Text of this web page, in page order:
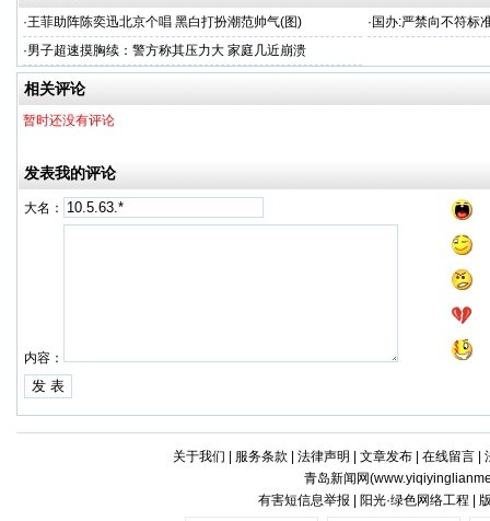
·王菲助阵陈奕迅北京个唱 黑白打扮潮范帅气(图) · 国办:严禁向不符标
·男子超速摸胸续：警方称其压力大 家庭几近崩溃
相关评论
暂时还没有评论
发表我的评论
大名：
内容：
关于我们 服务条款 法律声明 文章发布| 在线留言|
青岛新闻网(
有害短信息举报 | 阳光·绿色网络工程 |